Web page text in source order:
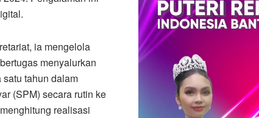
ia mengelola
menyalurkan
tahun dalam
(SPM) secara rutin ke
realisasi